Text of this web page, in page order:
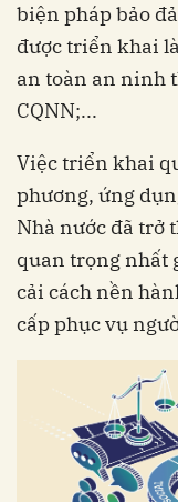
biện pháp bảo
được triển khai
an toàn an ninh
CQNN;...
Việc triển khai
phương, ứng
Nhà nước đã trở
quan trọng nhất
cải cách nền
cấp phục vụ